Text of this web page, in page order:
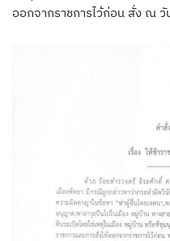
ออกจากราชการไว้ก่อน สั่ง ณ